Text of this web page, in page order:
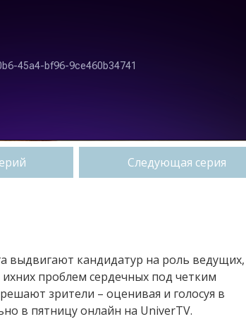
Следующая серия
выдвигают кандидатур на роль
проблем сердечных под четким
зрители – оценивая и голосуя в
в пятницу онлайн на UniverTV.